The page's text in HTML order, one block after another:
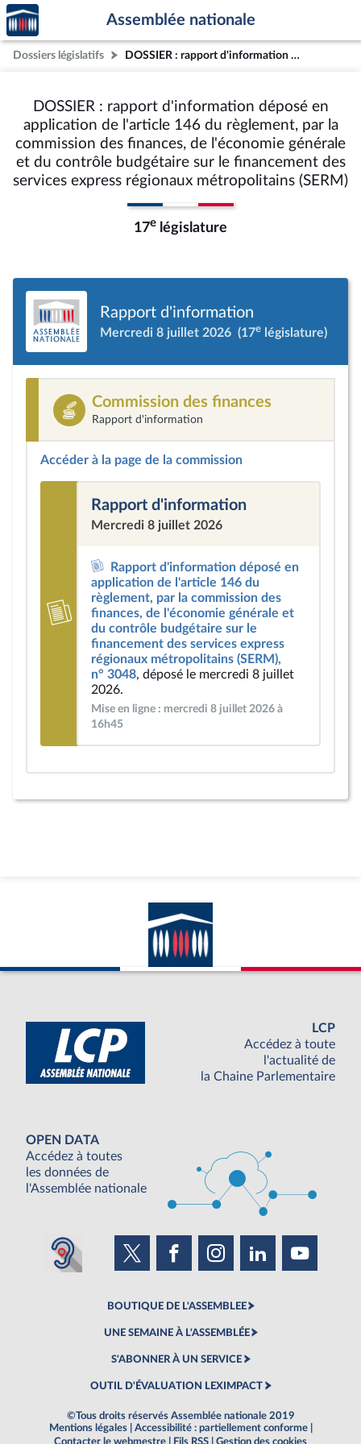
Aller au contenu
Aller en bas de la page
Accèder
à la
page
d'accueil
Assemblée nationale
Dossiers législatifs DOSSIER : rapport d'information déposé en application de l'article 146 du règlement, par la commission des finances, de l'économie générale et du contrôle budgétaire sur le financement des services express régionaux métropolitains (SERM)
DOSSIER : rapport d'information déposé en
application de l'article 146 du règlement, par la
commission des finances, de l'économie générale
et du contrôle budgétaire sur le financement des
services express régionaux métropolitains (SERM)
17e législature
Rapport d'information
Mercredi 8 juillet 2026 (17e législature)
Commission des finances
Rapport d'information
Accéder à la page de la commission
Rapport d'information
Mercredi 8 juillet 2026
Rapport d'information déposé en
application de l'article 146 du
règlement, par la commission des
finances, de l'économie générale et
du contrôle budgétaire sur le
financement des services express
régionaux métropolitains (SERM),
n° 3048, déposé le mercredi 8 juillet
2026.
Mise en ligne : mercredi 8 juillet 2026 à
16h45
LCP
Accédez à toute
l'actualité de
la Chaine Parlementaire
OPEN DATA
Accédez à toutes
les données de
l'Assemblée nationale
BOUTIQUE DE L'ASSEMBLEE
UNE SEMAINE À L'ASSEMBLÉE
S'ABONNER À UN SERVICE
OUTIL D'ÉVALUATION LEXIMPACT
©Tous droits réservés Assemblée nationale 2019
Mentions légales
Accessibilité : partiellement conforme
Contacter le webmestre
Fils RSS Gestion des cookies